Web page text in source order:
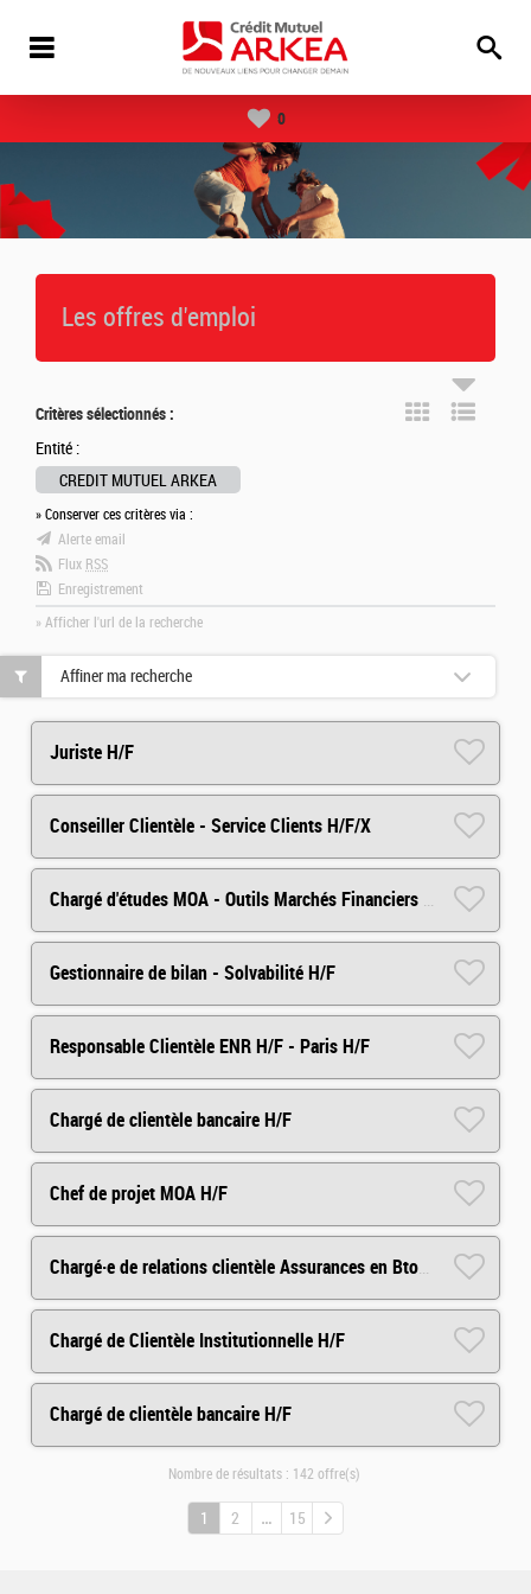
0
Les offres d'emploi
Critères sélectionnés :
Entité :
CREDIT MUTUEL ARKEA
» Conserver ces critères via :
Alerte email
Flux RSS
Enregistrement
» Afficher l'url de la recherche
Juriste H/F
Conseiller Clientèle - Service Clients H/F/X
Chargé d'études MOA - Outils Marchés Financiers (H/F/X)
Gestionnaire de bilan - Solvabilité H/F
Responsable Clientèle ENR H/F - Paris H/F
Chargé de clientèle bancaire H/F
Chef de projet MOA H/F
Chargé·e de relations clientèle Assurances en BtoB (CDD) H/F
Chargé de Clientèle Institutionnelle H/F
Chargé de clientèle bancaire H/F
Affiner ma recherche
Nombre de résultats : 142 offre(s)
1 2 15